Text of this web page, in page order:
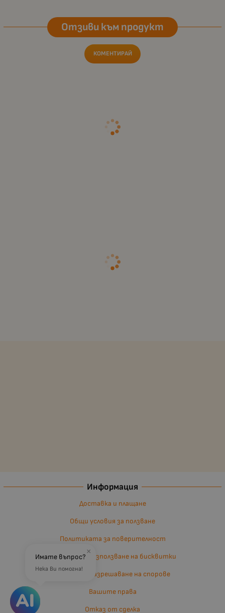
Отзиви към продукт
КОМЕНТИРАЙ
Информация
Доставка и плащане
Общи условия за ползване
Политиката за поверителност
Политика за използване на бисквитки
Въпроси и разрешаване на спорове
Вашите права
Отказ от сделка
×
Имате въпрос?
Нека Ви помогна!